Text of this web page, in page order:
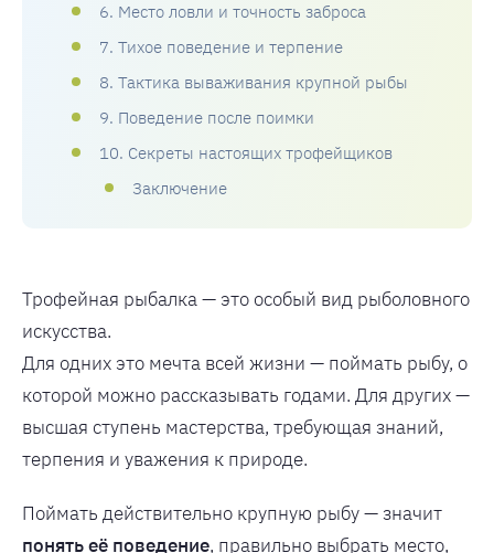
6. Место ловли и точность заброса
7. Тихое поведение и терпение
8. Тактика вываживания крупной рыбы
9. Поведение после поимки
10. Секреты настоящих трофейщиков
Заключение
Трофейная рыбалка — это особый вид рыболовного
искусства.
Для одних это мечта всей жизни — поймать рыбу, о
которой можно рассказывать годами. Для других —
высшая ступень мастерства, требующая знаний,
терпения и уважения к природе.
Поймать действительно крупную рыбу — значит
понять её поведение, правильно выбрать место,